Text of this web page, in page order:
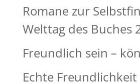
Romane zur
Welttag des Buches
Freundlich sein –
Echte